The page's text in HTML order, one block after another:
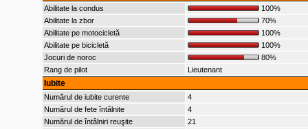
Abilitate la condus
100%
Abilitate la zbor
70%
Abilitate pe motocicletă
100%
Abilitate pe bicicletă
100%
Jocuri de noroc
80%
Rang de pilot
Lieutenant
Iubite
Numărul de iubite curente
4
Numărul de fete întâlnite
4
Numărul de întâlniri reuşite
21